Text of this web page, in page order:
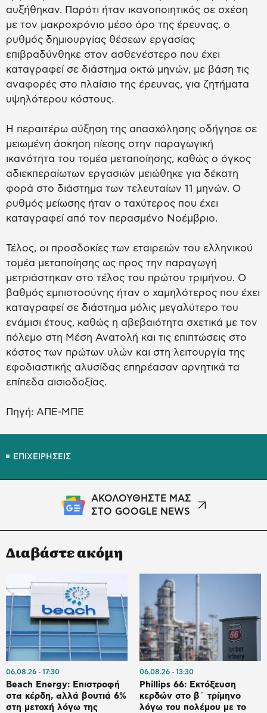
αυξήθηκαν. Παρότι ήταν ικανοποιητικός σε σχέση
με τον μακροχρόνιο μέσο όρο της έρευνας, ο
ρυθμός δημιουργίας θέσεων εργασίας
επιβραδύνθηκε στον ασθενέστερο που έχει
καταγραφεί σε διάστημα οκτώ μηνών, με βάση τις
αναφορές στο πλαίσιο της έρευνας, για ζητήματα
υψηλότερου κόστους.
Η περαιτέρω αύξηση της απασχόλησης οδήγησε σε
μειωμένη άσκηση πίεσης στην παραγωγική
ικανότητα του τομέα μεταποίησης, καθώς ο όγκος
αδιεκπεραίωτων εργασιών μειώθηκε για δέκατη
φορά στο διάστημα των τελευταίων 11 μηνών. Ο
ρυθμός μείωσης ήταν ο ταχύτερος που έχει
καταγραφεί από τον περασμένο Νοέμβριο.
Τέλος, οι προσδοκίες των εταιρειών του ελληνικού
τομέα μεταποίησης ως προς την παραγωγή
μετριάστηκαν στο τέλος του πρώτου τριμήνου. Ο
βαθμός εμπιστοσύνης ήταν ο χαμηλότερος που έχει
καταγραφεί σε διάστημα μόλις μεγαλύτερο του
ενάμισι έτους, καθώς η αβεβαιότητα σχετικά με τον
πόλεμο στη Μέση Ανατολή και τις επιπτώσεις στο
κόστος των πρώτων υλών και στη λειτουργία της
εφοδιαστικής αλυσίδας επηρέασαν αρνητικά τα
επίπεδα αισιοδοξίας.
Πηγή: ΑΠΕ-ΜΠΕ
ΕΠΙΧΕΙΡΗΣΕΙΣ
ΑΚΟΛΟΥΘΗΣΤΕ ΜΑΣ
ΣΤΟ GOOGLE NEWS
Διαβάστε ακόμη
06.08.26 17:30
Beach Energy: Επιστροφή
στα κέρδη, αλλά βουτιά 6%
στη μετοχή λόγω της
06.08.26 13:30
Phillips 66: Εκτόξευση
κερδών στο β΄ τρίμηνο
λόγω του πολέμου με το